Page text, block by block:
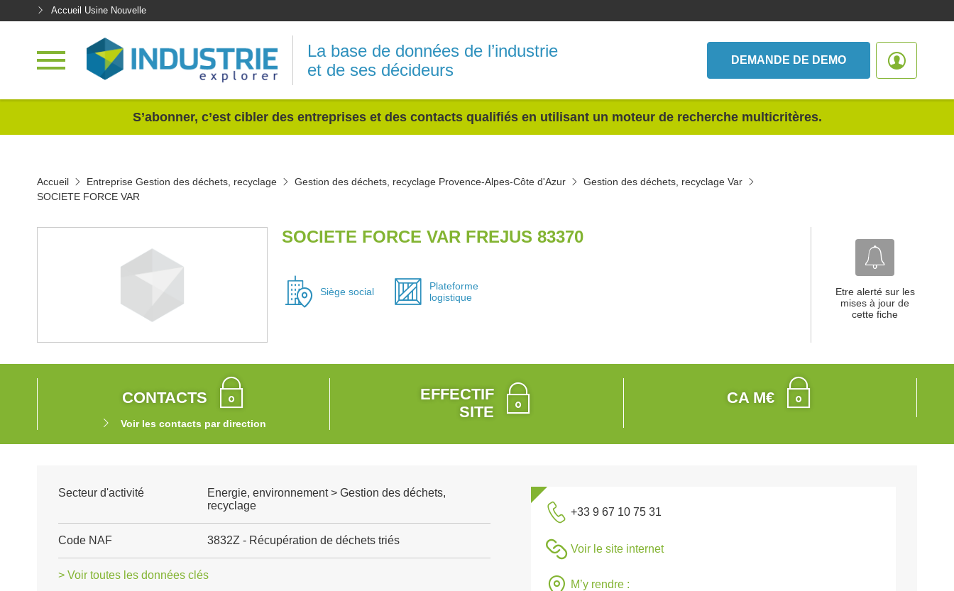
Accueil Usine Nouvelle
La base de données de l’industrie
et de ses décideurs
DEMANDE DE DEMO
S’abonner, c’est cibler des entreprises et des contacts qualifiés en utilisant un moteur de recherche multicritères.
Accueil Entreprise Gestion des déchets, recyclage Gestion des déchets, recyclage Provence-Alpes-Côte d'Azur
Gestion des déchets, recyclage Var
SOCIETE FORCE VAR
SOCIETE FORCE VAR FREJUS 83370
Siège social
Plateforme
logistique
Etre alerté sur les
mises à jour de
cette fiche
CONTACTS
Voir les contacts par direction
EFFECTIF
SITE
CA M€
Secteur d'activité
Energie, environnement > Gestion des déchets,
recyclage
Code NAF 3832Z - Récupération de déchets triés
> Voir toutes les données clés
+33 9 67 10 75 31
Voir le site internet
M’y rendre :